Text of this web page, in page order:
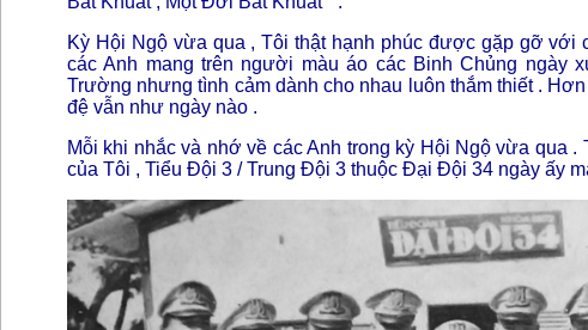
Kỳ Hội Ngộ vừa qua , Tôi thật hạnh phúc được gặp gỡ với
các Anh mang trên người màu áo các Binh Chủng
Trường nhưng tình cảm dành cho nhau luôn thắm thiết .
đệ vẫn như ngày nào .
Mỗi khi nhắc và nhớ về các Anh trong kỳ Hội Ngộ vừa
của Tôi , Tiểu Đội 3 / Trung Đội 3 thuộc Đại Đội 34 ngày ấy